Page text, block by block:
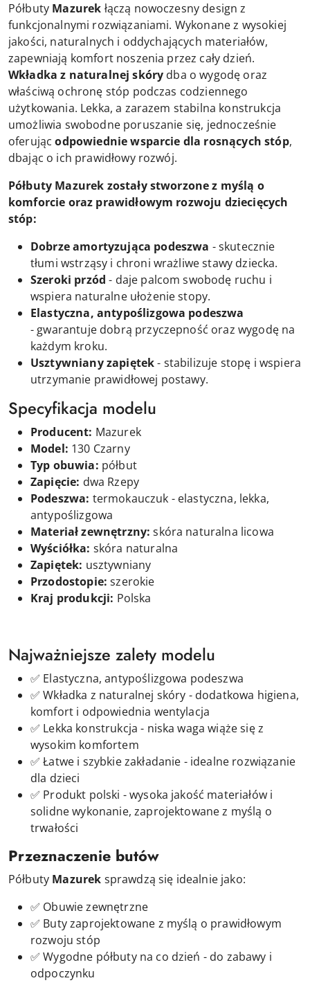
Półbuty Mazurek łączą nowoczesny design z
funkcjonalnymi rozwiązaniami. Wykonane z wysokiej
jakości, naturalnych i oddychających materiałów,
zapewniają komfort noszenia przez cały dzień.
Wkładka z naturalnej skóry dba o wygodę oraz
właściwą ochronę stóp podczas codziennego
użytkowania. Lekka, a zarazem stabilna konstrukcja
umożliwia swobodne poruszanie się, jednocześnie
oferującodpowiednie wsparcie dla rosnących stóp,
dbając o ich prawidłowy rozwój.
Półbuty Mazurek zostały stworzone z myślą o
komforcie oraz prawidłowym rozwoju dziecięcych
stóp:
Dobrze amortyzująca podeszwa - skutecznie
tłumi wstrząsy i chroni wrażliwe stawy dziecka.
Szeroki przód - daje palcom swobodę ruchu i
wspiera naturalne ułożenie stopy.
Elastyczna, antypoślizgowa podeszwa
- gwarantuje dobrą przyczepność oraz wygodę na
każdym kroku.
Usztywniany zapiętek- stabilizuje stopę i wspiera
utrzymanie prawidłowej postawy.
Specyfikacja modelu
Producent: Mazurek
Model: 130 Czarny
Typ obuwia: półbut
Zapięcie: dwa Rzepy
Podeszwa: termokauczuk - elastyczna, lekka,
antypoślizgowa
Materiał zewnętrzny: skóra naturalna licowa
Wyściółka: skóra naturalna
Zapiętek: usztywniany
Przodostopie: szerokie
Kraj produkcji: Polska
Najważniejsze zalety modelu
✅ Elastyczna, antypoślizgowa podeszwa
✅ Wkładka z naturalnej skóry - dodatkowa higiena,
komfort i odpowiednia wentylacja
✅ Lekka konstrukcja - niska waga wiąże się z
wysokim komfortem
✅ Łatwe i szybkie zakładanie - idealne rozwiązanie
dla dzieci
✅ Produkt polski - wysoka jakość materiałów i
solidne wykonanie, zaprojektowane z myślą o
trwałości
Przeznaczenie butów
Półbuty Mazurek sprawdzą się idealnie jako:
✅ Obuwie zewnętrzne
✅ Butyzaprojektowane z myślą o prawidłowym
rozwoju stóp
✅ Wygodne półbuty na co dzień - do zabawy i
odpoczynku